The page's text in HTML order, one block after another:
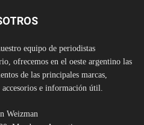
equipo de periodistas
ofrecemos en el oeste argentino las
de las principales marcas,
accesorios e información útil.
Weizman